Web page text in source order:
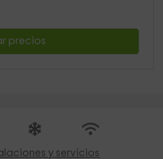
precios
y servicios